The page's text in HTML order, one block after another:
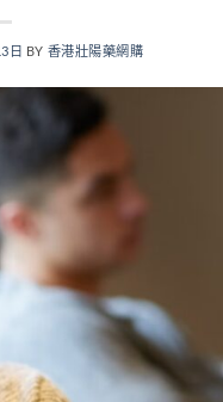
日 BY 香港壯陽藥網購